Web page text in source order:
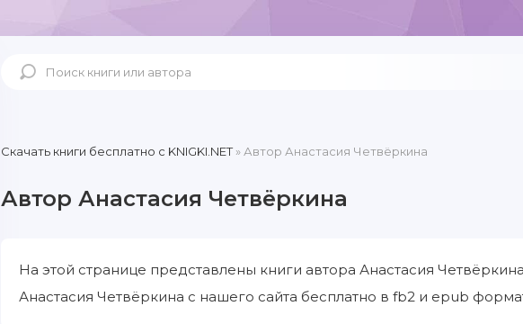
Скачать книги бесплатно c KNIGKI.NET» Автор Анастасия Четвёркина
Автор Анастасия Четвёркина
На этой странице представлены книги автора Анастасия
Анастасия Четвёркина с нашего сайта бесплатно в fb2 и epub